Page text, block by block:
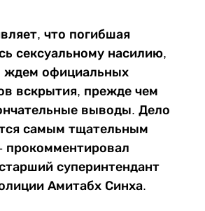
что погибшая
сексуальному насилию,
ждем официальных
вскрытия, прежде чем
выводы. Дело
самым тщательным
прокомментировал
суперинтендант
Амитабх Синха.